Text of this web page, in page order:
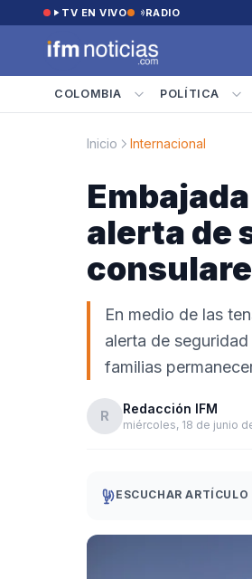
Saltar al contenido
TV EN VIVO RADIO
COLOMBIA POLÍTICA
Inicio Internacional
alerta de
En medio de las
alerta de
familias
R Redacción IFM
miércoles, 18 de junio
ESCUCHAR ARTÍCULO